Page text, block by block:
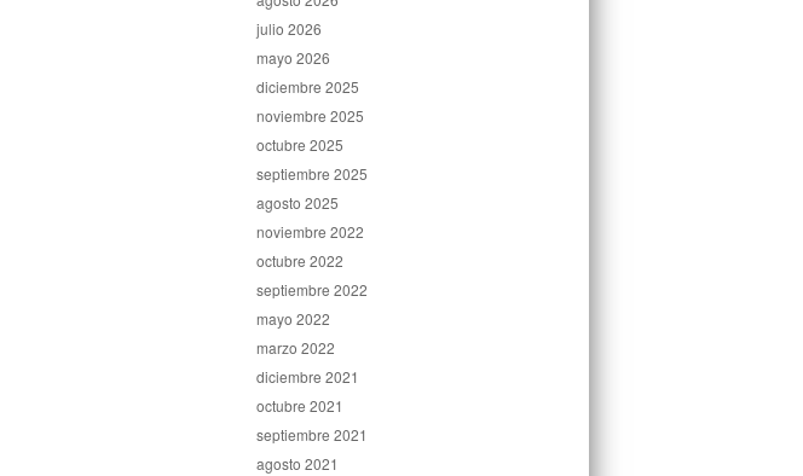
julio 2026
mayo 2026
diciembre 2025
noviembre 2025
octubre 2025
septiembre 2025
agosto 2025
noviembre 2022
octubre 2022
septiembre 2022
mayo 2022
marzo 2022
diciembre 2021
octubre 2021
septiembre 2021
agosto 2021